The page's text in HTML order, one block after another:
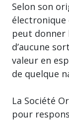
Selon son
électronique
peut donner
d’aucune
valeur en
de quelque
La Société
pour